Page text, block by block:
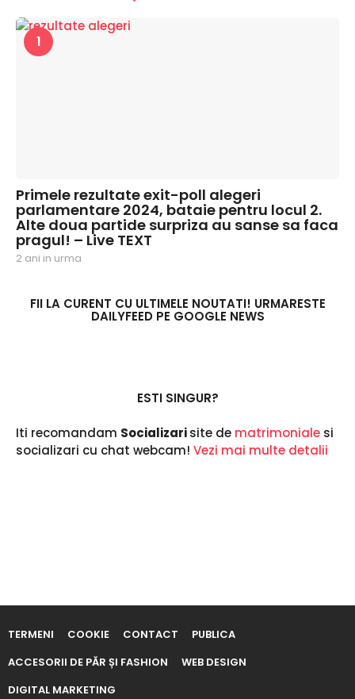
1
Primele rezultate exit-poll alegeri
parlamentare 2024, bataie pentru locul 2.
Alte doua partide surpriza au sanse sa faca
pragul! – Live TEXT
2 ani in urma
i
FII LA CURENT CU ULTIMELE NOUTATI! URMARESTE
DAILYFEED PE GOOGLE NEWS
ESTI SINGUR?
Iti recomandam Socializarisite de matrimoniale si
socializari cu chat webcam! Vezi mai multe detalii
TERMENI COOKIE CONTACT
PUBLICA
ACCESORII DE PĂR ȘI FASHION
WEB DESIGN
DIGITAL MARKETING